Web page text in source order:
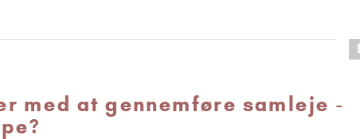
med at gennemføre samleje -